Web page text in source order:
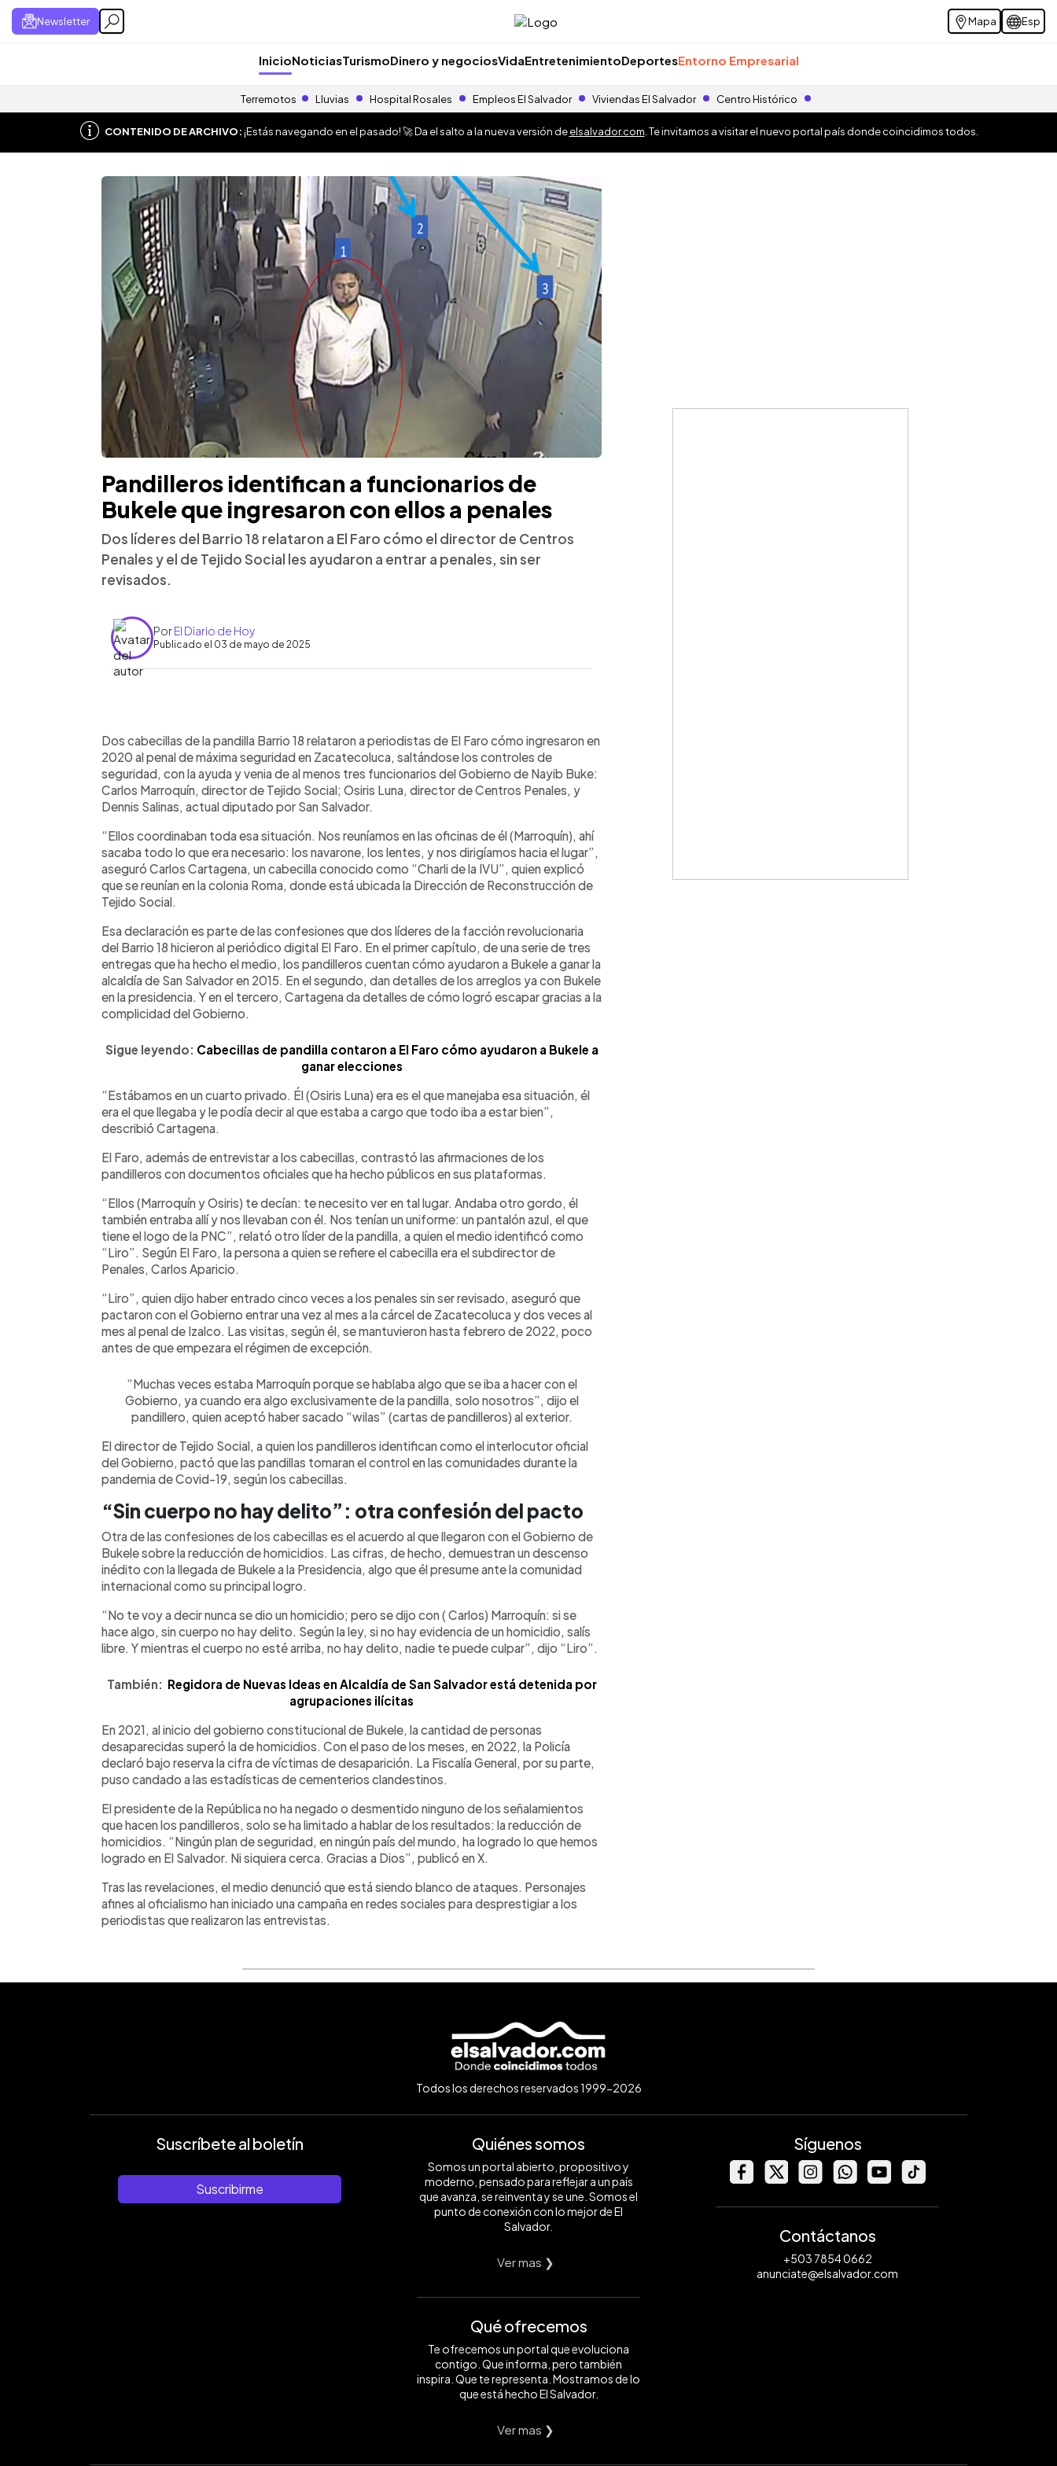
Newsletter Mapa Esp
InicioNoticiasTurismoDinero y negociosVidaEntretenimientoDeportesEntorno Empresarial
Terremotos Lluvias Hospital Rosales Empleos El Salvador Viviendas El Salvador Centro Histórico
CONTENIDO DE ARCHIVO:¡Estás navegando en el pasado! 🚀 Da el salto a la nueva versión deelsalvador.com . Te invitamos a visitar el nuevo portal país donde coincidimos todos.
Pandilleros identifican a funcionarios de
Bukele que ingresaron con ellos a penales
Dos líderes del Barrio 18 relataron a El Faro cómo el director de Centros
Penales y el de Tejido Social les ayudaron a entrar a penales, sin ser
revisados.
PorEl Diario de Hoy
Publicado el 03 de mayo de 2025
► Escuchar artículo
Dos cabecillas de la pandilla Barrio 18 relataron a periodistas de El Faro cómo ingresaron en
2020 al penal de máxima seguridad en Zacatecoluca, saltándose los controles de
seguridad, con la ayuda y venia de al menos tres funcionarios del Gobierno de Nayib Buke:
Carlos Marroquín, director de Tejido Social; Osiris Luna, director de Centros Penales, y
Dennis Salinas, actual diputado por San Salvador.
“Ellos coordinaban toda esa situación. Nos reuníamos en las oficinas de él (Marroquín), ahí
sacaba todo lo que era necesario: los navarone, los lentes, y nos dirigíamos hacia el lugar”,
aseguró Carlos Cartagena, un cabecilla conocido como “Charli de la IVU”, quien explicó
que se reunían en la colonia Roma, donde está ubicada la Dirección de Reconstrucción de
Tejido Social.
Esa declaración es parte de las confesiones que dos líderes de la facción revolucionaria
del Barrio 18 hicieron al periódico digital El Faro. En el primer capítulo, de una serie de tres
entregas que ha hecho el medio, los pandilleros cuentan cómo ayudaron a Bukele a ganar la
alcaldía de San Salvador en 2015. En el segundo, dan detalles de los arreglos ya con Bukele
en la presidencia. Y en el tercero, Cartagena da detalles de cómo logró escapar gracias a la
complicidad del Gobierno.
Sigue leyendo: Cabecillas de pandilla contaron a El Faro cómo ayudaron a Bukele a
ganar elecciones
“Estábamos en un cuarto privado. Él (Osiris Luna) era es el que manejaba esa situación, él
era el que llegaba y le podía decir al que estaba a cargo que todo iba a estar bien”,
describió Cartagena.
El Faro, además de entrevistar a los cabecillas, contrastó las afirmaciones de los
pandilleros con documentos oficiales que ha hecho públicos en sus plataformas.
“Ellos (Marroquín y Osiris) te decían: te necesito ver en tal lugar. Andaba otro gordo, él
también entraba allí y nos llevaban con él. Nos tenían un uniforme: un pantalón azul, el que
tiene el logo de la PNC”, relató otro líder de la pandilla, a quien el medio identificó como
“Liro”. Según El Faro, la persona a quien se refiere el cabecilla era el subdirector de
Penales, Carlos Aparicio.
“Liro”, quien dijo haber entrado cinco veces a los penales sin ser revisado, aseguró que
pactaron con el Gobierno entrar una vez al mes a la cárcel de Zacatecoluca y dos veces al
mes al penal de Izalco. Las visitas, según él, se mantuvieron hasta febrero de 2022, poco
antes de que empezara el régimen de excepción.
“Muchas veces estaba Marroquín porque se hablaba algo que se iba a hacer con el
Gobierno, ya cuando era algo exclusivamente de la pandilla, solo nosotros”, dijo el
pandillero, quien aceptó haber sacado “wilas” (cartas de pandilleros) al exterior.
El director de Tejido Social, a quien los pandilleros identifican como el interlocutor oficial
del Gobierno, pactó que las pandillas tomaran el control en las comunidades durante la
pandemia de Covid-19, según los cabecillas.
“Sin cuerpo no hay delito”: otra confesión del pacto
Otra de las confesiones de los cabecillas es el acuerdo al que llegaron con el Gobierno de
Bukele sobre la reducción de homicidios. Las cifras, de hecho, demuestran un descenso
inédito con la llegada de Bukele a la Presidencia, algo que él presume ante la comunidad
internacional como su principal logro.
“No te voy a decir nunca se dio un homicidio; pero se dijo con ( Carlos) Marroquín: si se
hace algo, sin cuerpo no hay delito. Según la ley, si no hay evidencia de un homicidio, salís
libre. Y mientras el cuerpo no esté arriba, no hay delito, nadie te puede culpar”, dijo “Liro”.
También: Regidora de Nuevas Ideas en Alcaldía de San Salvador está detenida por
agrupaciones ilícitas
En 2021, al inicio del gobierno constitucional de Bukele, la cantidad de personas
desaparecidas superó la de homicidios. Con el paso de los meses, en 2022, la Policía
declaró bajo reserva la cifra de víctimas de desaparición. La Fiscalía General, por su parte,
puso candado a las estadísticas de cementerios clandestinos.
El presidente de la República no ha negado o desmentido ninguno de los señalamientos
que hacen los pandilleros, solo se ha limitado a hablar de los resultados: la reducción de
homicidios. “Ningún plan de seguridad, en ningún país del mundo, ha logrado lo que hemos
logrado en El Salvador. Ni siquiera cerca. Gracias a Dios”, publicó en X.
Tras las revelaciones, el medio denunció que está siendo blanco de ataques. Personajes
afines al oficialismo han iniciado una campaña en redes sociales para desprestigiar a los
periodistas que realizaron las entrevistas.
Todos los derechos reservados 1999-2026
Suscríbete al boletín
Suscribirme
Quiénes somos
Somos un portal abierto, propositivo y
moderno, pensado para reflejar a un país
que avanza, se reinventa y se une. Somos el
punto de conexión con lo mejor de El
Salvador.
Ver mas ❯
Qué ofrecemos
Te ofrecemos un portal que evoluciona
contigo. Que informa, pero también
inspira. Que te representa. Mostramos de lo
que está hecho El Salvador.
Ver mas ❯
Síguenos
Contáctanos
+503 7854 0662
anunciate@elsalvador.com